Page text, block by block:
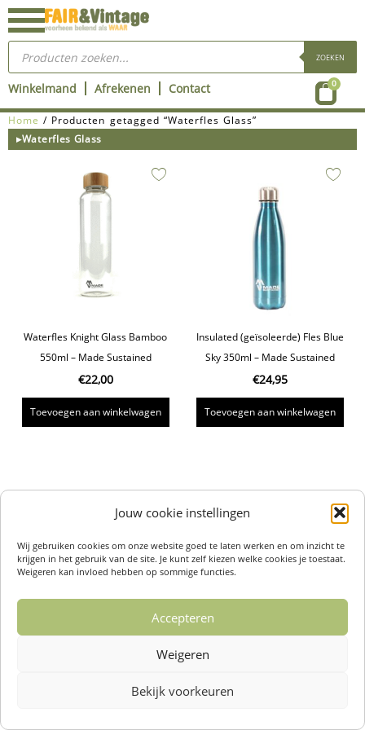
Jouw cookie instellingen
Wij gebruiken cookies om onze website goed te laten werken en om inzicht te
krijgen in het gebruik van de site. Je kunt zelf kiezen welke cookies je toestaat.
Weigeren kan invloed hebben op sommige functies.
Accepteren
Weigeren
Bekijk voorkeuren
Ga
naar
inhoud
Producten
zoeken ZOEKEN
Winkelmand Afrekenen Contact 0
Home / Producten getagged “Waterfles Glass”
▸Waterfles Glass
Waterfles Knight Glass Bamboo
550ml – Made Sustained
€22,00
Toevoegen aan winkelwagen
Insulated (geïsoleerde) Fles Blue
Sky 350ml – Made Sustained
€24,95
Toevoegen aan winkelwagen